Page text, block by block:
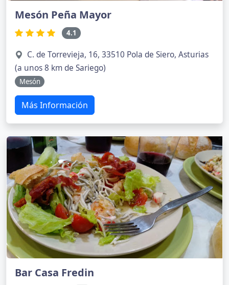
Mesón Peña Mayor
4.1
C. de Torrevieja, 16, 33510 Pola de Siero, Asturias
(a unos 8 km de Sariego)
Mesón
Más Información
Bar Casa Fredin